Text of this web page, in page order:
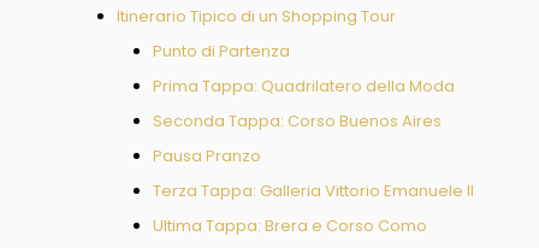
Itinerario Tipico di un Shopping Tour
Punto di Partenza
Prima Tappa: Quadrilatero della Moda
Seconda Tappa: Corso Buenos Aires
Pausa Pranzo
Terza Tappa: Galleria Vittorio Emanuele II
Ultima Tappa: Brera e Corso Como